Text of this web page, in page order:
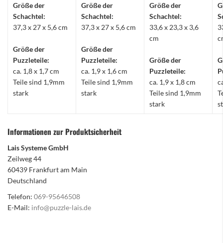
Größe der
Schachtel:
37,3 x 27 x 5,6 cm
Größe der
Puzzleteile:
ca. 1,8 x 1,7 cm
Teile sind 1,9mm
stark
Größe der
Schachtel:
37,3 x 27 x 5,6 cm
Größe der
Puzzleteile:
ca. 1,9 x 1,6 cm
Teile sind 1,9mm
stark
Größe der
Schachtel:
33,6 x 23,3 x 3,6
cm
Größe der
Puzzleteile:
ca. 1,9 x 1,8 cm
Teile sind 1,9mm
stark
Informationen zur Produktsicherheit
Lais Systeme GmbH
Zeilweg 44
60439 Frankfurt am Main
Deutschland
Telefon: 069-95646508
E-Mail: info@puzzle-lais.de